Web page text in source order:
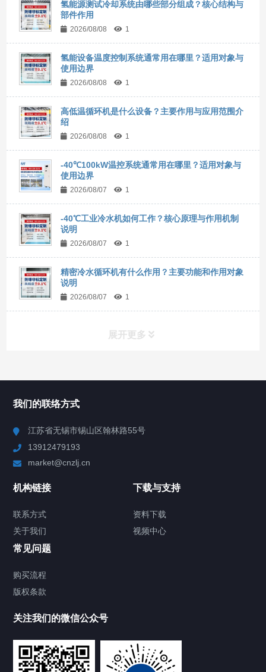
氢能源测试冷却系统由哪些部分组成？核心结构与
部件作用
2026/08/08 1
氢能设备温度控制系统通常用在哪里？适用对象与
使用边界
2026/08/08 1
高低温循环机是什么设备？主要作用与应用范围介
绍
2026/08/08 1
-40℃100kW温控系统通常用在哪里？适用对象与
使用边界
2026/08/07 1
-40℃工业冷水机如何工作？核心原理与作用机制
说明
2026/08/07 1
精密冷水循环机有什么作用？主要功能和作用对象
说明
2026/08/07 1
展开更多
Chiller高精度制冷循环器
TCU温度控制单元
Chiller气体控温系统
Chamber试验箱
我们的联络方式
江苏省无锡市锡山区翰林路55号
13912479193
market@cnzlj.cn
机构链接
联系方式
关于我们
下载与支持
资料下载
视频中心
常见问题
购买流程
版权条款
关注我们的微信公众号